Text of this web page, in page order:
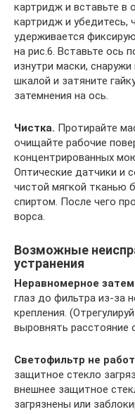
картридж и вставьте в
картридж и убедитесь,
удерживается
на рис.6. Вставьте ось
изнутри маски,
шкалой и затяните
затемнения на ось.
Чистка. Протирайте
очищайте рабочие
концентрированных
Оптические датчики и
чистой мягкой тканью
спиртом. После чего
ворса.
Возможные
устранения
Неравномерное
глаз до фильтра из-за
крепления.
выровнять расстояние
Светофильтр не
защитное стекло
внешнее защитное
загрязнены или